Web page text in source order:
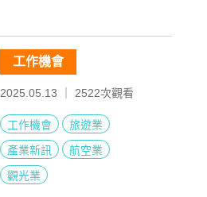
工作機會
2025.05.13 ｜ 2522次觀看
工作機會
旅遊業
產業新訊
航空業
觀光業